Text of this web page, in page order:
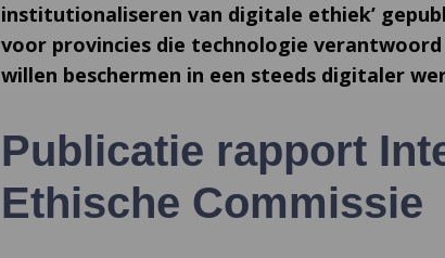
institutionaliseren van digitale ethiek’
voor provincies die technologie
willen beschermen in een steeds digitaler
Publicatie rapport
Ethische Commissie